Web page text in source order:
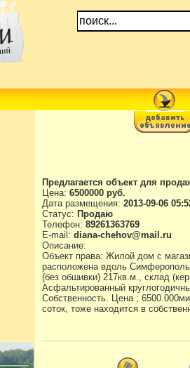
Предлагается объект для
Цена: 6500000 руб.
Дата размещения: 2013-09-06
Статус: Продаю
Телефон: 89261363769
E-mail: diana-chehov@mail.ru
Описание:
Объект права: Жилой дом с
расположена вдоль
(без обшивки) 217кв.м., склад
Асфальтированный
Собственность. Цена ;
соток, тоже находится в